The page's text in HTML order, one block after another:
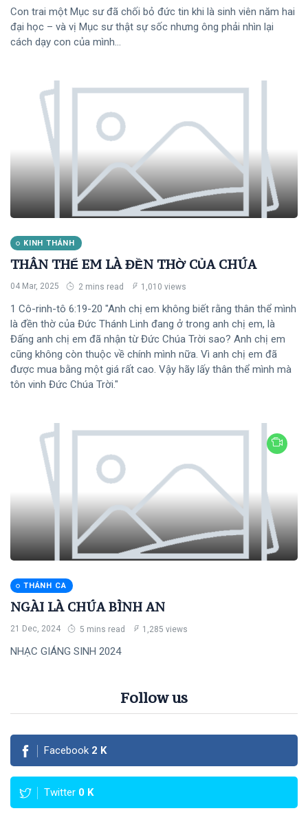
Con trai một Mục sư đã chối bỏ đức tin khi là sinh viên năm hai
đại học – và vị Mục sư thật sự sốc nhưng ông phải nhìn lại
cách dạy con của mình...
KINH THÁNH
THÂN THỂ EM LÀ ĐỀN THỜ CỦA CHÚA
04 Mar, 2025 2 mins read 1,010 views
1 Cô-rinh-tô 6:19-20 "Anh chị em không biết rằng thân thể mình
là đền thờ của Đức Thánh Linh đang ở trong anh chị em, là
Đấng anh chị em đã nhận từ Đức Chúa Trời sao? Anh chị em
cũng không còn thuộc về chính mình nữa. Vì anh chị em đã
được mua bằng một giá rất cao. Vậy hãy lấy thân thể mình mà
tôn vinh Đức Chúa Trời."
THÁNH CA
NGÀI LÀ CHÚA BÌNH AN
21 Dec, 2024 5 mins read 1,285 views
NHẠC GIÁNG SINH 2024
Follow us
Facebook 2 K
Twitter 0 K